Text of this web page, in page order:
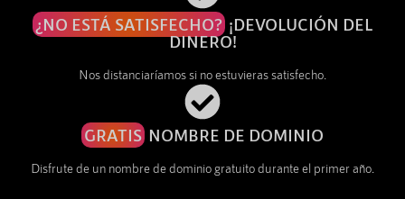
¿NO ESTÁ SATISFECHO? ¡DEVOLUCIÓN DEL
DINERO!
Nos distanciaríamos si no estuvieras satisfecho.
GRATIS NOMBRE DE DOMINIO
Disfrute de un nombre de dominio gratuito durante el primer año.